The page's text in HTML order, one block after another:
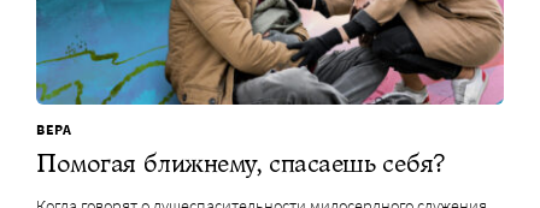
ВЕРА
Помогая ближнему, спасаешь себя?